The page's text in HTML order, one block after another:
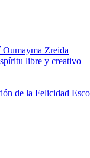
Zreida
libre y creativo
de la Felicidad